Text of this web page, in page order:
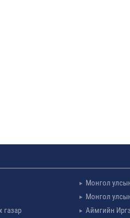
Монгол
Монгол
газар
Аймгийн